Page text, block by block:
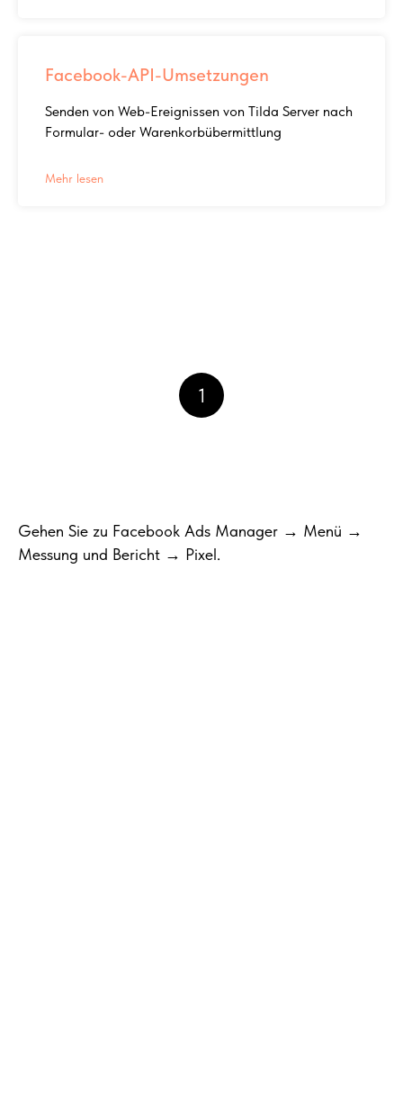
Facebook-API-Umsetzungen
Senden von Web-Ereignissen von Tilda Server nach
Formular- oder Warenkorbübermittlung
Mehr lesen
1
Gehen Sie zu Facebook Ads Manager → Menü →
Messung und Bericht → Pixel.